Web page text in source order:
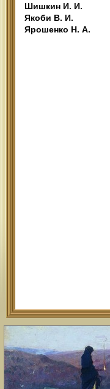
Шишкин И. И.
Якоби В. И.
Ярошенко Н. А.